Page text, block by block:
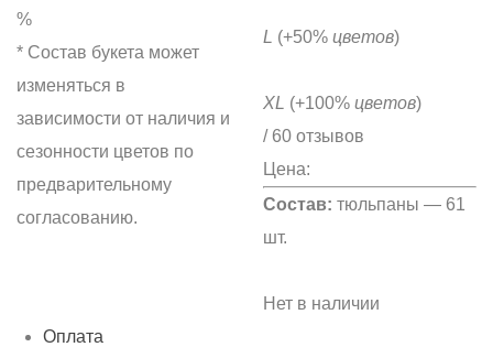
%
* Состав букета может
изменяться в
зависимости от наличия и
сезонности цветов по
предварительному
согласованию.
L (+50% цветов)
XL (+100% цветов)
/ 60 отзывов
Цена:
Состав: тюльпаны — 61
шт.
Нет в наличии
Оплата